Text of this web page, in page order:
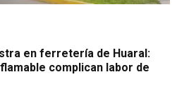
en ferretería de Huaral:
complican labor de